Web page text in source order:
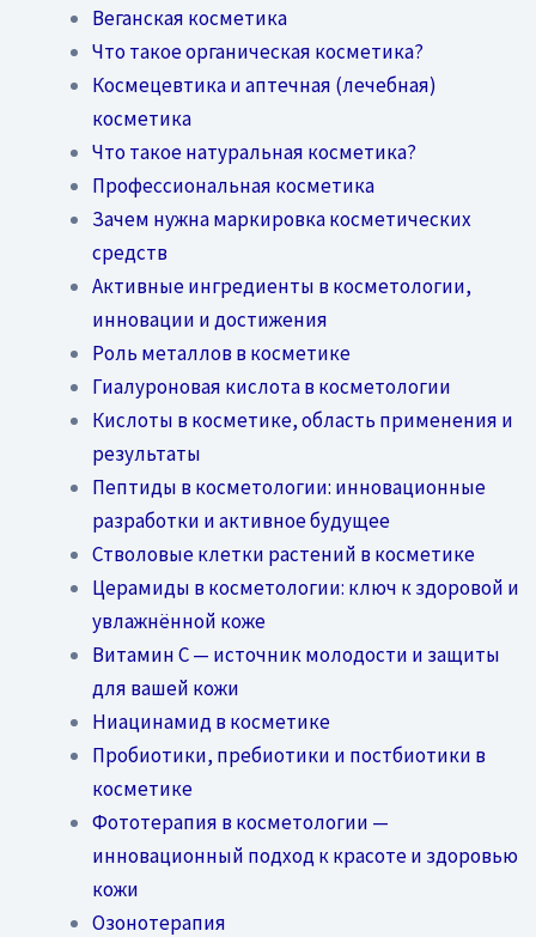
Веганская косметика
Что такое органическая косметика?
Космецевтика и аптечная (лечебная)
косметика
Что такое натуральная косметика?
Профессиональная косметика
Зачем нужна маркировка косметических
средств
Активные ингредиенты в косметологии,
инновации и достижения
Роль металлов в косметике
Гиалуроновая кислота в косметологии
Кислоты в косметике, область применения и
результаты
Пептиды в косметологии: инновационные
разработки и активное будущее
Стволовые клетки растений в косметике
Церамиды в косметологии: ключ к здоровой и
увлажнённой коже
Витамин C — источник молодости и защиты
для вашей кожи
Ниацинамид в косметике
Пробиотики, пребиотики и постбиотики в
косметике
Фототерапия в косметологии —
инновационный подход к красоте и здоровью
кожи
Озонотерапия